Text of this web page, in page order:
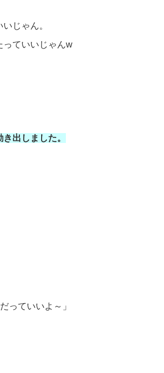
じゃん。
っていいじゃんw
出しました。
っていいよ～」